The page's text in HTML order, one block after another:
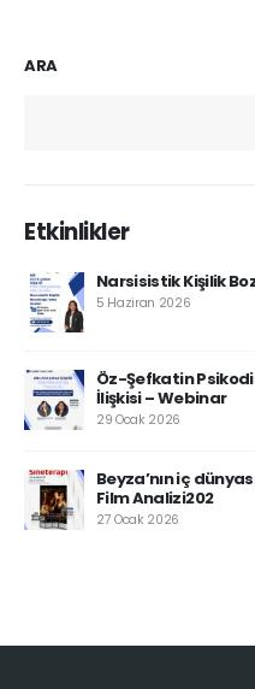
ARA
Etkinlikler
Narsisistik Kişilik
5 Haziran 2026
Öz-Şefkatin
İlişkisi – Webinar
29 Ocak 2026
Beyza’nın iç
Film Analizi202
27 Ocak 2026